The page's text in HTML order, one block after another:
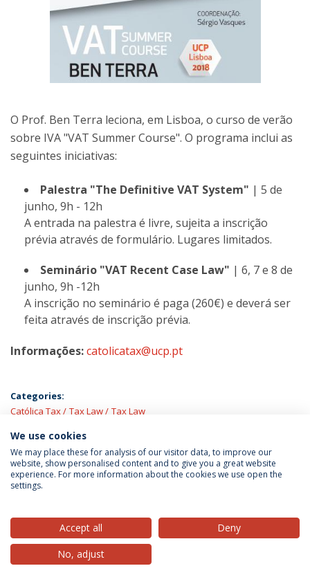
O Prof. Ben Terra leciona, em Lisboa, o curso de verão
sobre IVA "VAT Summer Course". O programa inclui as
seguintes iniciativas:
Palestra "The Definitive VAT System" | 5 de
junho, 9h - 12h
A entrada na palestra é livre, sujeita a inscrição
prévia através de formulário. Lugares limitados.
Seminário "VAT Recent Case Law" | 6, 7 e 8 de
junho, 9h -12h
A inscrição no seminário é paga (260€) e deverá ser
feita através de inscrição prévia.
Informações:catolicatax@ucp.pt
Categories:
Católica Tax
Tax Law Tax Law
LATEST NEWS
Privacy Policy
© 2026 Universidade Católica Portuguesa
We use cookies
We may place these for analysis of our visitor data, to improve our
website, show personalised content and to give you a great website
experience. For more information about the cookies we use open the
settings.
Accept all
Deny
No, adjust